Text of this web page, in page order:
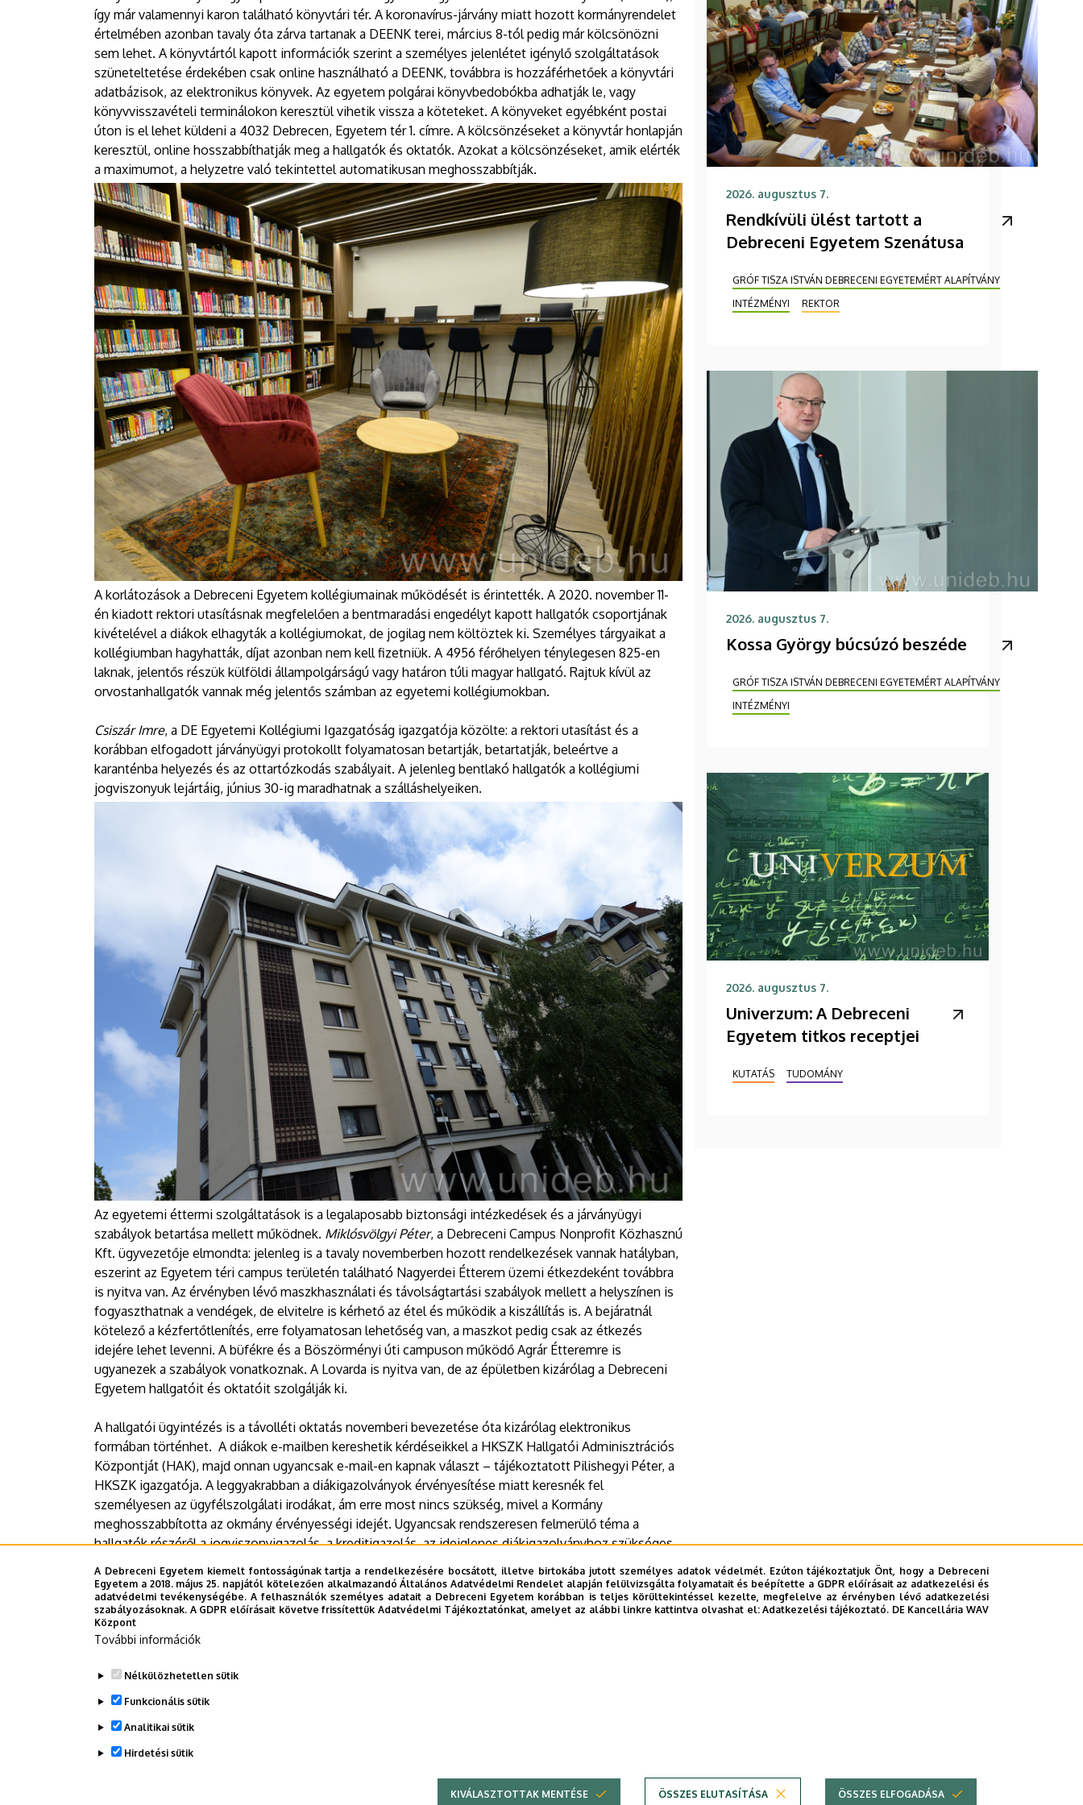
így már valamennyi karon található könyvtári tér. A koronavírus-járvány miatt hozott kormányrendelet
értelmében azonban tavaly óta zárva tartanak a DEENK terei, március 8-tól pedig már kölcsönözni
sem lehet. A könyvtártól kapott információk szerint a személyes jelenlétet igénylő szolgáltatások
szüneteltetése érdekében csak online használható a DEENK, továbbra is hozzáférhetőek a könyvtári
adatbázisok, az elektronikus könyvek. Az egyetem polgárai könyvbedobókba adhatják le, vagy
könyvvisszavételi terminálokon keresztül vihetik vissza a köteteket. A könyveket egyébként postai
úton is el lehet küldeni a 4032 Debrecen, Egyetem tér 1. címre. A kölcsönzéseket a könyvtár honlapján
keresztül, online hosszabbíthatják meg a hallgatók és oktatók. Azokat a kölcsönzéseket, amik elérték
a maximumot, a helyzetre való tekintettel automatikusan meghosszabbítják.
A korlátozások a Debreceni Egyetem kollégiumainak működését is érintették. A 2020. november 11-
én kiadott rektori utasításnak megfelelően a bentmaradási engedélyt kapott hallgatók csoportjának
kivételével a diákok elhagyták a kollégiumokat, de jogilag nem költöztek ki. Személyes tárgyaikat a
kollégiumban hagyhatták, díjat azonban nem kell fizetniük. A 4956 férőhelyen ténylegesen 825-en
laknak, jelentős részük külföldi állampolgárságú vagy határon túli magyar hallgató. Rajtuk kívül az
orvostanhallgatók vannak még jelentős számban az egyetemi kollégiumokban.
Csiszár Imre, a DE Egyetemi Kollégiumi Igazgatóság igazgatója közölte: a rektori utasítást és a
korábban elfogadott járványügyi protokollt folyamatosan betartják, betartatják, beleértve a
karanténba helyezés és az ottartózkodás szabályait. A jelenleg bentlakó hallgatók a kollégiumi
jogviszonyuk lejártáig, június 30-ig maradhatnak a szálláshelyeiken.
Az egyetemi éttermi szolgáltatások is a legalaposabb biztonsági intézkedések és a járványügyi
szabályok betartása mellett működnek. Miklósvölgyi Péter, a Debreceni Campus Nonprofit Közhasznú
Kft. ügyvezetője elmondta: jelenleg is a tavaly novemberben hozott rendelkezések vannak hatályban,
eszerint az Egyetem téri campus területén található Nagyerdei Étterem üzemi étkezdeként továbbra
is nyitva van. Az érvényben lévő maszkhasználati és távolságtartási szabályok mellett a helyszínen is
fogyaszthatnak a vendégek, de elvitelre is kérhető az étel és működik a kiszállítás is. A bejáratnál
kötelező a kézfertőtlenítés, erre folyamatosan lehetőség van, a maszkot pedig csak az étkezés
idejére lehet levenni. A büfékre és a Böszörményi úti campuson működő Agrár Étteremre is
ugyanezek a szabályok vonatkoznak. A Lovarda is nyitva van, de az épületben kizárólag a Debreceni
Egyetem hallgatóit és oktatóit szolgálják ki.
A hallgatói ügyintézés is a távolléti oktatás novemberi bevezetése óta kizárólag elektronikus
formában történhet. A diákok e-mailben kereshetik kérdéseikkel a HKSZK Hallgatói Adminisztrációs
Központját (HAK), majd onnan ugyancsak e-mail-en kapnak választ – tájékoztatott Pilishegyi Péter, a
HKSZK igazgatója. A leggyakrabban a diákigazolványok érvényesítése miatt keresnék fel
személyesen az ügyfélszolgálati irodákat, ám erre most nincs szükség, mivel a Kormány
meghosszabbította az okmány érvényességi idejét. Ugyancsak rendszeresen felmerülő téma a
hallgatók részéről a jogviszonyigazolás, a kreditigazolás, az ideiglenes diákigazolványhoz szükséges
hak@unideb.hu
címre juttathatják el kérdéseiket, erre az e-mail
elérhetőségre naponta átlagosan 150-200 megkeresés érkezik.
Sajtóiroda - BZ
2026. augusztus 7.
Rendkívüli ülést tartott a
Debreceni Egyetem Szenátusa
GRÓF TISZA ISTVÁN DEBRECENI EGYETEMÉRT ALAPÍTVÁNY
INTÉZMÉNYI
REKTOR
2026. augusztus 7.
Kossa György búcsúzó beszéde
GRÓF TISZA ISTVÁN DEBRECENI EGYETEMÉRT ALAPÍTVÁNY
INTÉZMÉNYI
2026. augusztus 7.
Univerzum: A Debreceni
Egyetem titkos receptjei
KUTATÁS TUDOMÁNY
A Debreceni Egyetem kiemelt fontosságúnak tartja a rendelkezésére bocsátott, illetve birtokába jutott személyes adatok védelmét. Ezúton tájékoztatjuk Önt, hogy a Debreceni
Egyetem a 2018. május 25. napjától kötelezően alkalmazandó Általános Adatvédelmi Rendelet alapján felülvizsgálta folyamatait és beépítette a GDPR előírásait az adatkezelési és
adatvédelmi tevékenységébe. A felhasználók személyes adatait a Debreceni Egyetem korábban is teljes körültekintéssel kezelte, megfelelve az érvényben lévő adatkezelési
szabályozásoknak. A GDPR előírásait követve frissítettük Adatvédelmi Tájékoztatónkat, amelyet az alábbi linkre kattintva olvashat el:Adatkezelési tájékoztató. DE Kancellária WAV
Központ
További információk
Nélkülözhetetlen sütik
Funkcionális sütik
Analitikai sütik
Hirdetési sütik
KIVÁLASZTOTTAK MENTÉSE ÖSSZES ELUTASÍTÁSA ÖSSZES ELFOGADÁSA